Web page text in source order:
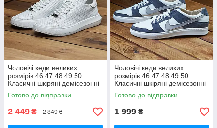
Чоловічі кеди великих
розмірів 46 47 48 49 50
Класичні шкіряні демісезонні
Готово до відправки
2 449 ₴ 2 849 ₴
Чоловічі кеди великих
розмірів 46 47 48 49 50
Класичні шкіряні демісезонні
Готово до відправки
1 999 ₴